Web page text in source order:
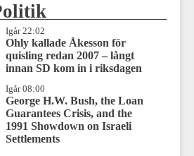
Igår 22:02
Ohly kallade Åkesson för
quisling redan 2007 – långt
innan SD kom in i riksdagen
Igår 08:00
George H.W. Bush, the Loan
Guarantees Crisis, and the
1991 Showdown on Israeli
Settlements